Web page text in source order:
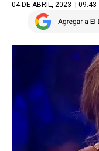
04 DE ABRIL, 2023 | 09.43